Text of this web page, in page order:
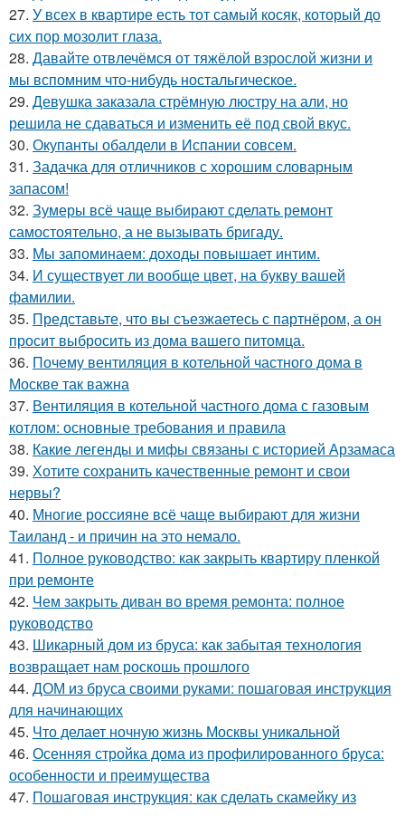
27. У всех в квартире есть тот самый косяк, который до
сих пор мозолит глаза.
28. Давайте отвлечёмся от тяжёлой взрослой жизни и
мы вспомним что-нибудь ностальгическое.
29. Девушка заказала стрёмную люстру на али, но
решила не сдаваться и изменить её под свой вкус.
30. Окупанты обалдели в Испании совсем.
31. Задачка для отличников с хорошим словарным
запасом!
32. Зумеры всё чаще выбирают сделать ремонт
самостоятельно, а не вызывать бригаду.
33. Мы запоминаем: доходы повышает интим.
34. И существует ли вообще цвет, на букву вашей
фамилии.
35. Представьте, что вы съезжаетесь с партнёром, а он
просит выбросить из дома вашего питомца.
36. Почему вентиляция в котельной частного дома в
Москве так важна
37. Вентиляция в котельной частного дома с газовым
котлом: основные требования и правила
38. Какие легенды и мифы связаны с историей Арзамаса
39. Хотите сохранить качественные ремонт и свои
нервы?
40. Многие россияне всё чаще выбирают для жизни
Таиланд - и причин на это немало.
41. Полное руководство: как закрыть квартиру пленкой
при ремонте
42. Чем закрыть диван во время ремонта: полное
руководство
43. Шикарный дом из бруса: как забытая технология
возвращает нам роскошь прошлого
44. ДОМ из бруса своими руками: пошаговая инструкция
для начинающих
45. Что делает ночную жизнь Москвы уникальной
46. Осенняя стройка дома из профилированного бруса:
особенности и преимущества
47. Пошаговая инструкция: как сделать скамейку из